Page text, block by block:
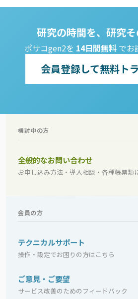
研究の時間を、研究そ
ポサコgen2を 14日間無料 でお
会員登録して無料ト
検討中の方
全般的なお問い合わせ
お申し込み方法・導入相談・各種帳票類
会員の方
テクニカルサポート
操作・設定でお困りの方はこちら
ご意見・ご要望
サービス改善のためのフィードバック